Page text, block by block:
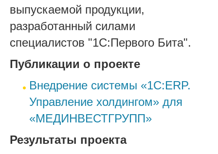
выпускаемой продукции,
разработанный силами
специалистов "1С:Первого Бита".
Публикации о проекте
Внедрение системы «1С:ERP.
Управление холдингом» для
«МЕДИНВЕСТГРУПП»
Результаты проекта